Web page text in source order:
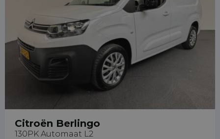
Citroën Berlingo
130PK Automaat L2